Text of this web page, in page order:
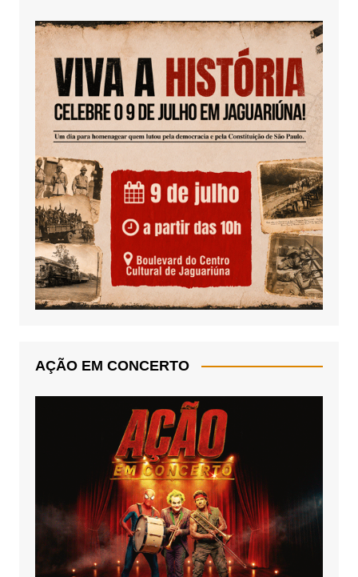
AÇÃO EM CONCERTO